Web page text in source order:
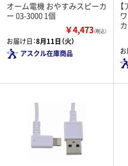
オーム電機 おやすみスピーカ
ー 03-3000 1個
￥4,473（税込）
お届け日：8月11日（火）
アスクル在庫商品
お